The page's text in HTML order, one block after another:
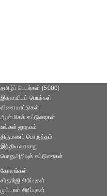
தமிழ்ப் பெயர்கள் (5000)
இசுலாமியப் பெயர்கள்
விளையாட்டுகள்
ஆன்மிகக் கட்டுரைகள்
உங்கள் ஜாதகம்
திருமணப் பொருத்தம்
இந்திய வரலாறு
பொதுஅறிவுக் கட்டுரைகள்
கோலங்கள்
சர்தார்ஜி சிரிப்புகள்
முட்டாள் சிரிப்புகள்